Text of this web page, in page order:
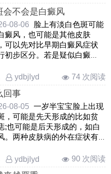
会不会是白癜风
08-06
脸上有淡白色斑可能
癜风，也可能是其他皮肤
可以先对比早期白癜风症状
初步区分。若是疑似白癜
…… ydbjlyd 74 次阅读
回事
08-05 一岁半宝宝脸上出现
，可能是先天形成的比如贫
;也可能是后天形成的，如白
。两种皮肤病的外在症状有
ydbjlyd 90 次阅读